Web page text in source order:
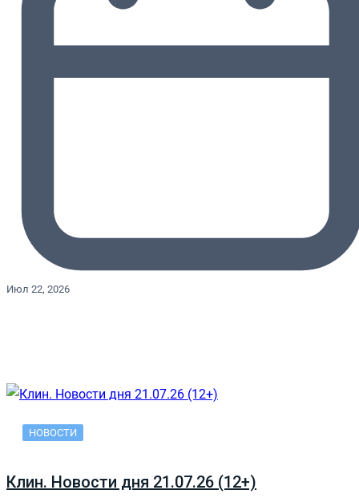
Июл 22, 2026
НОВОСТИ
Клин. Новости дня 21.07.26 (12+)